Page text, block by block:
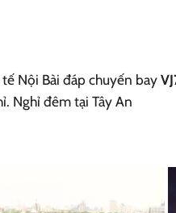
Nội Bài đáp chuyến bay
Nghỉ đêm tại Tây An